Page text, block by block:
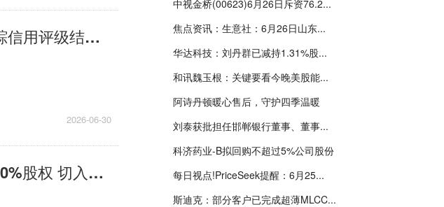
每日信息：煜邦电力: 关于“煜邦转债”跟踪信用评级结果的公告
2026-06-30
最新消息：恒尚节能：拟购买金胜电子100%股权 切入存储领域
中视金桥(00623)6月26日斥资76.2...
焦点资讯：生意社：6月26日山东...
华达科技：刘丹群已减持1.31%股...
和讯魏玉根：关键要看今晚美股能...
阿诗丹顿暖心售后，守护四季温暖
刘泰获批担任邯郸银行董事、董事...
科济药业-B拟回购不超过5%公司股份
每日视点!PriceSeek提醒：6月25...
斯迪克：部分客户已完成超薄MLCC...